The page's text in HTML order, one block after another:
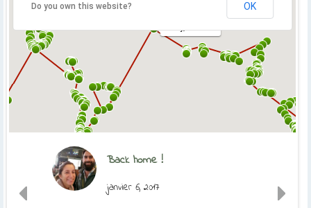
Do you own this website? OK
Back home !
janvier 6, 2017